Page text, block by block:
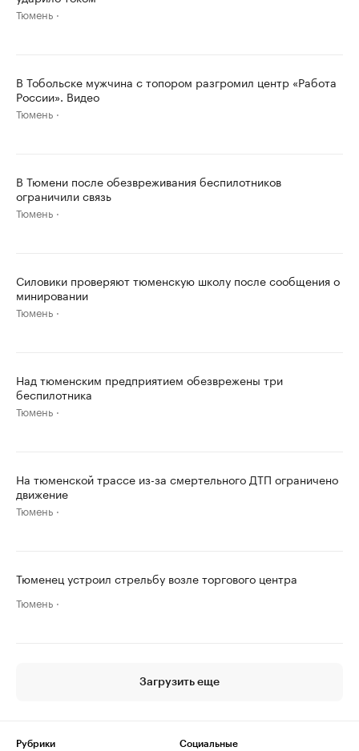
Тюмень
В Тобольске мужчина с топором разгромил центр «Работа
России». Видео
Тюмень
В Тюмени после обезвреживания беспилотников
ограничили связь
Тюмень
Силовики проверяют тюменскую школу после сообщения о
минировании
Тюмень
Над тюменским предприятием обезврежены три
беспилотника
Тюмень
На тюменской трассе из-за смертельного ДТП ограничено
движение
Тюмень
Тюменец устроил стрельбу возле торгового центра
Тюмень
Загрузить еще
Рубрики
Социальные